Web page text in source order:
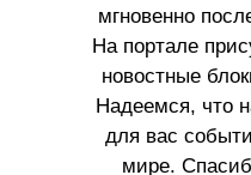
мгновенно
На портале
новостные
Надеемся, что
для вас
мире.